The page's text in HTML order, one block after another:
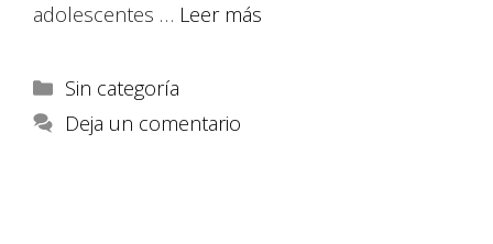
adolescentes … Leer más
Sin categoría
Deja un comentario